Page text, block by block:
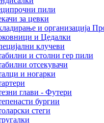
пили
за цевки
и организација
и Цедалки
клучеви
и столни гер пили
отсекувачи
и ногарки
глави - Футери
бургии
стеги